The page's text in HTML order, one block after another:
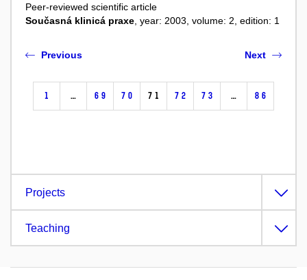
Peer-reviewed scientific article
Současná klinicá praxe , year: 2003, volume: 2, edition: 1
Previous
1 … 69 70 71 72 73 … 86
Next
Projects
Teaching